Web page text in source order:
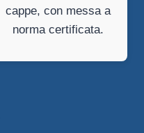
cappe, con messa a
norma certificata.